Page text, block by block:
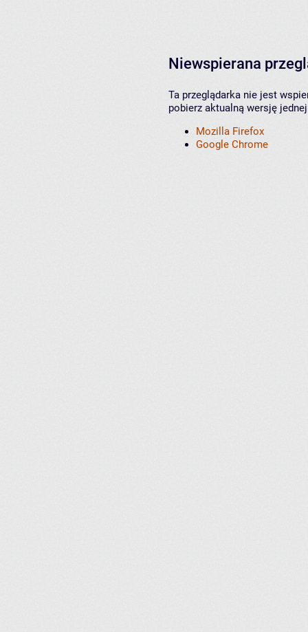
Niewspierana
Ta przeglądarka nie jest
pobierz aktualną wersję
Mozilla Firefox
Google Chrome